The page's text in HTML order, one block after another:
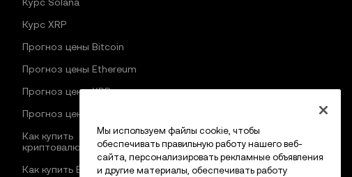
Курс XRP
Прогноз цены Bitcoin
Прогноз цены Ethereum
Прогноз цены XRP
Прогноз цены Pi Network
Как купить
криптовалюту
Как купить Bitcoin
Мы используем файлы cookie, чтобы
обеспечивать правильную работу нашего веб-
сайта, персонализировать рекламные объявления
и другие материалы, обеспечивать работу